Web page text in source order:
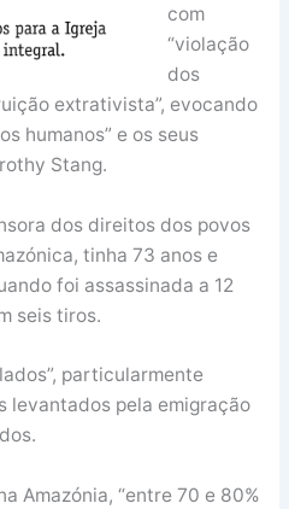
com
“violação
dos
extrativista”, evocando
humanos” e os seus
Stang.
dos direitos dos povos
tinha 73 anos e
foi assassinada a 12
seis tiros.
particularmente
levantados pela emigração
Amazónia, “entre 70 e 80%